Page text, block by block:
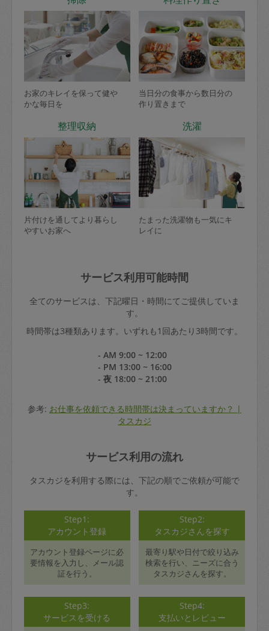
お家のキレイを保って健や
かな毎日を
当日分の食事から数日分の
作り置きまで
整理収納
片付けを通してより暮らし
やすいお家へ
洗濯
たまった洗濯物も一気にキ
レイに
サービス利用可能時間
全てのサービスは、下記曜日・時間にてご提供していま
す。
時間帯は3種類あります。いずれも1回あたり3時間です。
- AM 9:00 ~ 12:00
- PM 13:00 ~ 16:00
- 夜 18:00 ~ 21:00
参考: お仕事を依頼できる時間帯は決まっていますか？ |
タスカジ
サービス利用の流れ
タスカジを利用する際には、下記の順でご依頼が可能で
す。
Step1:
アカウント登録
アカウント登録ページに必
要情報を入力し、メール認
証を行う。
Step2:
タスカジさんを探す
最寄り駅や日付で絞り込み
検索を行い、ニーズに合う
タスカジさんを探す。
Step3:
サービスを受ける
Step4:
支払いとレビュー